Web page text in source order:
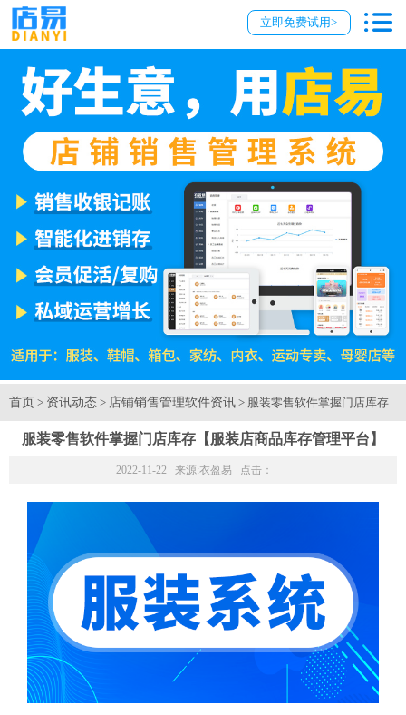
立即免费试用>
首页 > 资讯动态 > 店铺销售管理软件资讯 > 服装零售软件掌握门店库存
服装零售软件掌握门店库存【服装店商品库存管理平台】
2022-11-22 来源:衣盈易 点击：